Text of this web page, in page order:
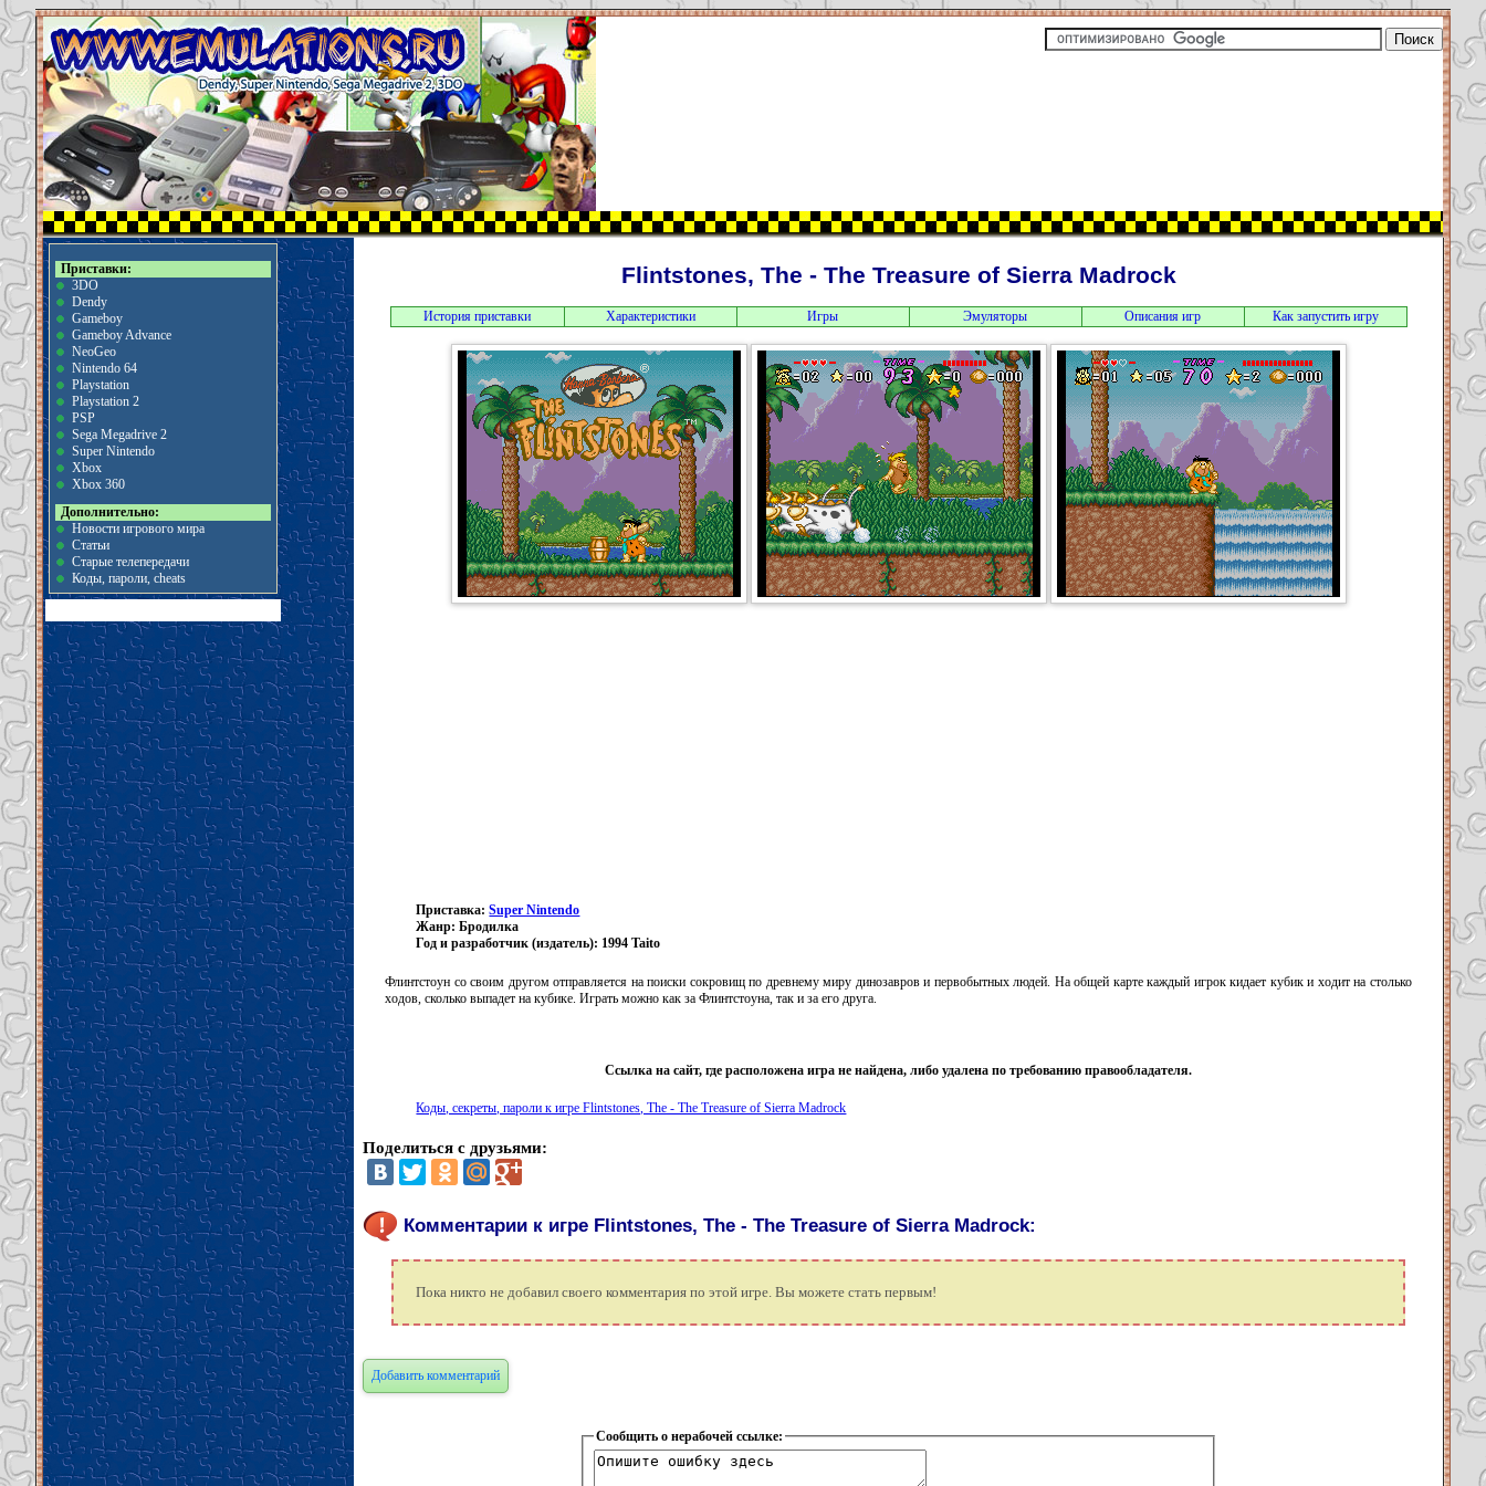
Приставки:
3DO
Dendy
Gameboy
Gameboy Advance
NeoGeo
Nintendo 64
Playstation
Playstation 2
PSP
Sega Megadrive 2
Super Nintendo
Xbox
Xbox 360
Дополнительно:
Новости игрового мира
Статьи
Старые телепередачи
Коды, пароли, cheats
Flintstones, The - The Treasure of Sierra Madrock
История приставки Характеристики Игры Эмуляторы Описания игр Как запустить игру
Приставка:Super Nintendo
Жанр: Бродилка
Год и разработчик (издатель): 1994 Taito
Флинтстоун со своим другом отправляется на поиски сокровищ по древнему миру динозавров и первобытных людей. На общей карте каждый игрок кидает кубик и ходит на столько
ходов, сколько выпадет на кубике. Играть можно как за Флинтстоуна, так и за его друга.
Ссылка на сайт, где расположена игра не найдена, либо удалена по требованию правообладателя.
Коды, секреты, пароли к игре Flintstones, The - The Treasure of Sierra Madrock
Поделиться с друзьями:
Комментарии к игре Flintstones, The - The Treasure of Sierra Madrock:
Пока никто не добавил своего комментария по этой игре. Вы можете стать первым!
Добавить комментарий
Сообщить о нерабочей ссылке: